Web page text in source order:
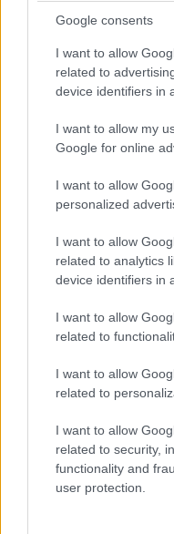
Google consents
I want to allow
related to
device identifiers in
I want to allow my
Google for online
I want to allow
personalized
I want to allow
related to analytics
device identifiers in
I want to allow
related to
I want to allow
related to
I want to allow
related to security,
functionality and
user protection.
A Reggeliben Hevesi
Földvári Dániel
és azt is elárulták,
2023. április 24. 8:35
tökéletes
cukorbeteg
Épp futballozott
furcsa érzés fogta el –